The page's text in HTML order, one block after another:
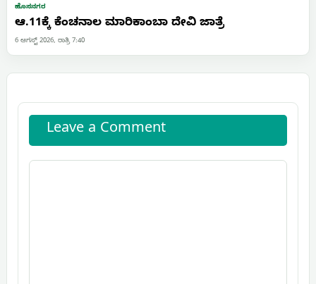
ಹೊಸನಗರ
ಆ.11ಕ್ಕೆ ಕೆಂಚನಾಲ ಮಾರಿಕಾಂಬಾ ದೇವಿ ಜಾತ್ರೆ
6 ಆಗಸ್ಟ್ 2026, ರಾತ್ರಿ 7:40
Leave a Comment
Comment